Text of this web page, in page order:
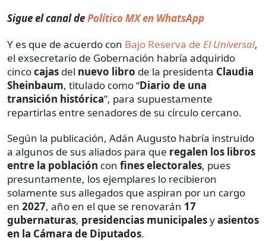
Sigue el canal dePolítico MX en WhatsApp
Y es que de acuerdo con Bajo Reserva de El Universal,
el exsecretario de Gobernación habría adquirido
cincocajas del nuevo libro de la presidenta Claudia
Sheinbaum, titulado como “Diario de una
transición histórica”, para supuestamente
repartirlas entre senadores de su círculo cercano.
Según la publicación, Adán Augusto habría instruido
a algunos de sus aliados para que regalen los libros
entre la población con fines electorales, pues
presuntamente, los ejemplares lo recibieron
solamente sus allegados que aspiran por un cargo
en 2027, año en el que se renovarán 17
gubernaturas, presidencias municipalesyasientos
en la Cámara de Diputados.